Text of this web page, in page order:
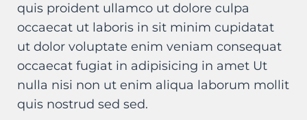
quis proident ullamco ut dolore culpa
occaecat ut laboris in sit minim cupidatat
ut dolor voluptate enim veniam consequat
occaecat fugiat in adipisicing in amet Ut
nulla nisi non ut enim aliqua laborum mollit
quis nostrud sed sed.